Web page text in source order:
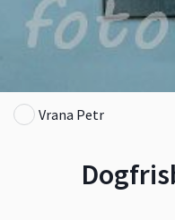
Vrana Petr